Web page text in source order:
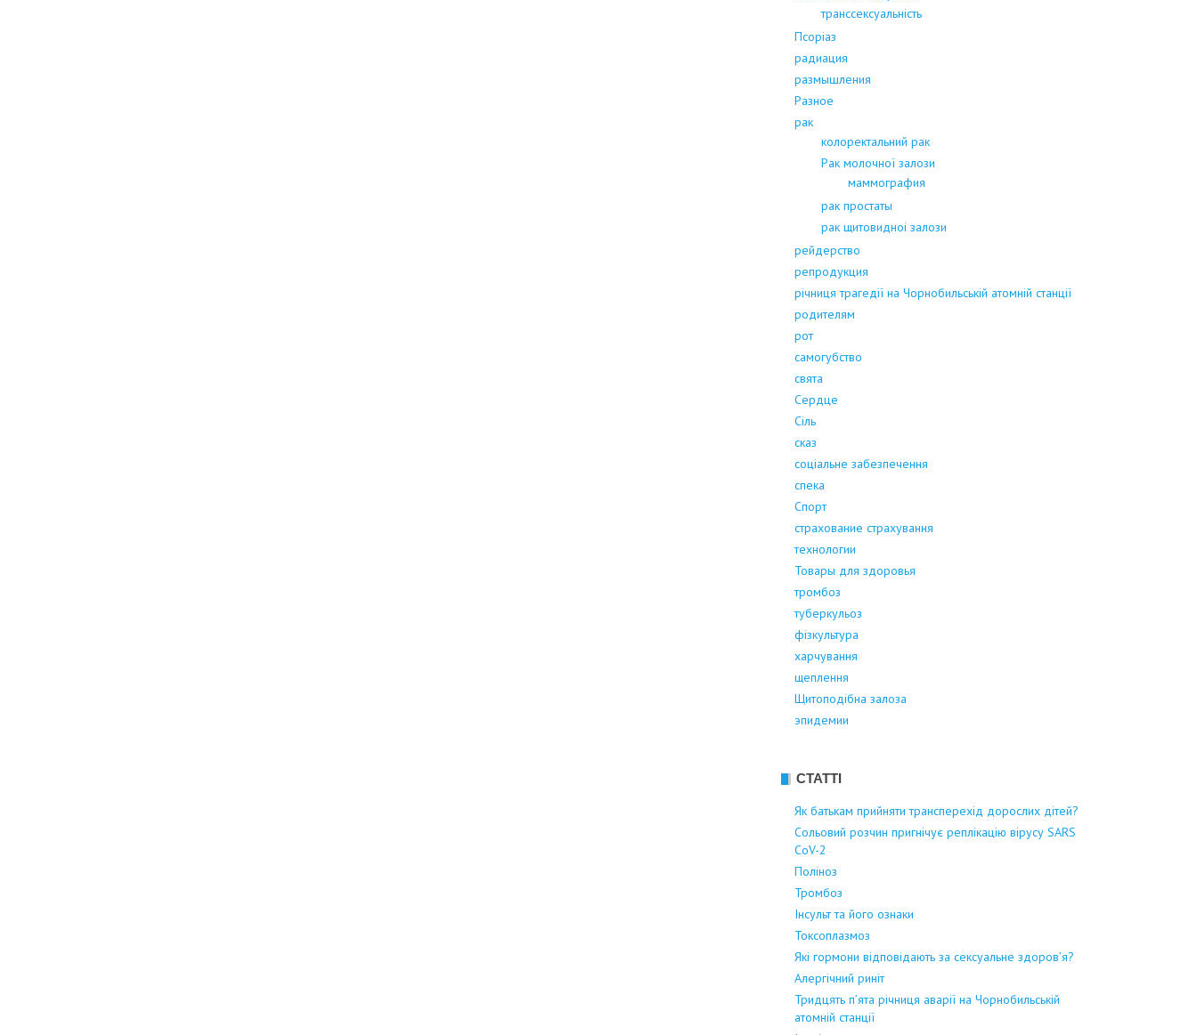
транссексуальність
Псоріаз
радиация
размышления
Разное
рак
колоректальний рак
Рак молочної залози
маммография
рак простаты
рак щитовидноі залози
рейдерство
репродукция
річниця трагедії на Чорнобильській атомній станції
родителям
рот
самогубство
свята
Сердце
Сіль
сказ
соціальне забезпечення
спека
Спорт
страхование страхування
технологии
Товары для здоровья
тромбоз
туберкульоз
фізкультура
харчування
щеплення
Щитоподібна залоза
эпидемии
СТАТТІ
Як батькам прийняти трансперехід дорослих дітей?
Сольовий розчин пригнічує реплікацію вірусу SARS
CoV-2
Поліноз
Тромбоз
Інсульт та його ознаки
Токсоплазмоз
Які гормони відповідають за сексуальне здоров’я?
Алергічний риніт
Тридцять п’ята річниця аварії на Чорнобильській
атомній станції